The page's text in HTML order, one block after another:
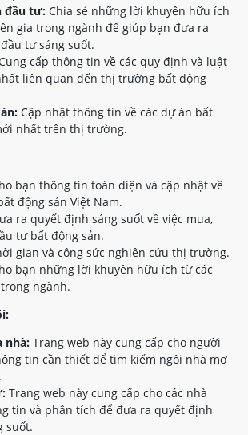
đầu tư: Chia sẻ những lời khuyên hữu ích
gia trong ngành để giúp bạn đưa ra
tư sáng suốt.
cấp thông tin về các quy định và luật
liên quan đến thị trường bất động
Cập nhật thông tin về các dự án bất
nhất trên thị trường.
bạn thông tin toàn diện và cập nhật về
động sản Việt Nam.
ra quyết định sáng suốt về việc mua,
tư bất động sản.
gian và công sức nghiên cứu thị trường.
bạn những lời khuyên hữu ích từ các
ngành.
nhà: Trang web này cung cấp cho người
tin cần thiết để tìm kiếm ngôi nhà mơ
Trang web này cung cấp cho các nhà
tin và phân tích để đưa ra quyết định
suốt.